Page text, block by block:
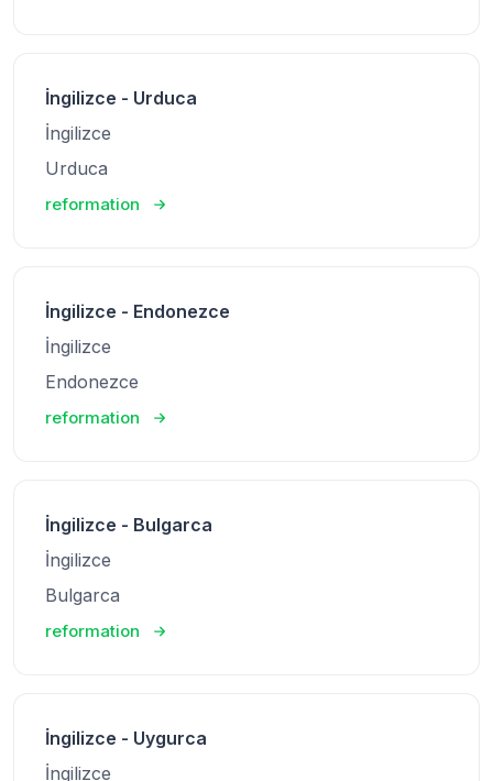
İngilizce - Urduca
İngilizce
Urduca
reformation
İngilizce - Endonezce
İngilizce
Endonezce
reformation
İngilizce - Bulgarca
İngilizce
Bulgarca
reformation
İngilizce - Uygurca
İngilizce